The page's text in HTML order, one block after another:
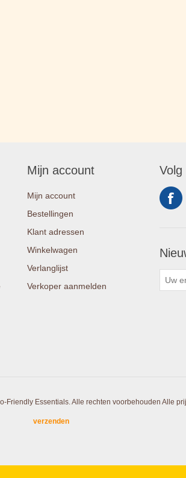
Mijn account
Mijn account
Bestellingen
Klant adressen
Winkelwagen
Verlanglijst
Verkoper aanmelden
Volg
Friendly Essentials. Alle rechten voorbehouden Alle
verzenden